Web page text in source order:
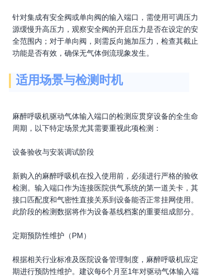
针对集成有安全阀或单向阀的输入端口，需使用可调压力
源缓慢升高压力，观察安全阀的开启压力是否在设定的安
全范围内；对于单向阀，则需反向施加压力，检查其截止
功能是否有效，确保无气体倒流现象发生。
适用场景与检测时机
麻醉呼吸机驱动气体输入端口的检测应贯穿设备的全生命
周期，以下特定场景尤其需要重视此项检测：
设备验收与安装调试阶段
新购入的麻醉呼吸机在投入使用前，必须进行严格的验收
检测。输入端口作为连接医院供气系统的第一道关卡，其
接口匹配度和气密性直接关系到设备能否正常挂网使用。
此阶段的检测数据将作为设备基线档案的重要组成部分。
定期预防性维护（PM）
根据相关行业标准及医院设备管理制度，麻醉呼吸机应定
期进行预防性维护。建议每6个月至1年对驱动气体输入端